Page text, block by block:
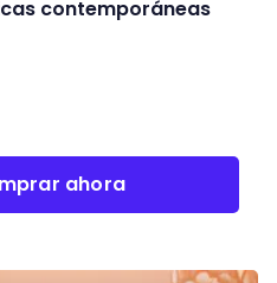
contemporáneas
ahora